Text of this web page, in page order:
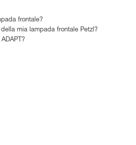
frontale?
mia lampada frontale Petzl?